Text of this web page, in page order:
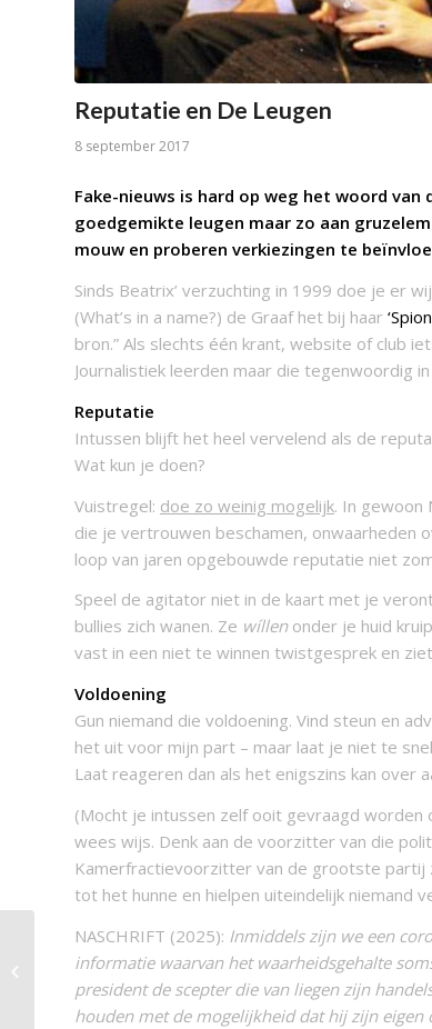
Reputatie en De Leugen
8 september 2017
Fake-nieuws is hard op weg het woord
goedgemikte leugen maar zo aan
mouw en proberen verkiezingen te
Sinds Beatrix’ verzuchting in 1999 doe je er
(What’s in a name?) de Graaf het bij haar
bron.” Als slechts één krant, website of club
Journalistiek leerden maar die tegenwoordig
Reputatie
Intussen blijft het heel vervelend als de
Wat kun je doen?
Vuistregel: doe zo weinig mogelijk. In gewoon
die je vertrouwen beschamen, onwaarheden
loop van jaren opgebouwde reputatie niet
Speel de agitator niet in de kaart met je
bullies zich wanen. Ze wíllen onder je huid
vast in een niet te winnen twistgesprek en
Voldoening
Gun niemand die voldoening. Vind steun en
het uit voor mijn part – maar laat je niet te
Laat reageren dan als het enigszins kan
(Mocht je intussen zelf ooit gevraagd
wees wijs. Denk aan de voorzitter van die
Kamerfractievoorzitter van de grootste partij
tot het hunne en hielpen uiteindelijk niemand
NASCHRIFT (2025): Inmiddels zijn we een
informatie waarvan het waarheidsgehalte
president de scepter die van liegen zijn
houden met de mogelijkheid dat hij zijn eigen
Motiveren begint met
Een Goed Verhaal